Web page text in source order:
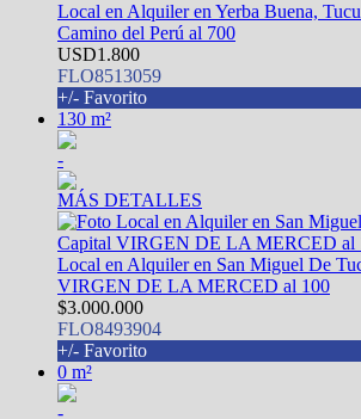
Local en Alquiler en Yerba Buena,
Camino del Perú al 700
USD1.800
FLO8513059
+/- Favorito
130 m²
-
MÁS DETALLES
Local en Alquiler en San Miguel De
VIRGEN DE LA MERCED al 100
$3.000.000
FLO8493904
+/- Favorito
0 m²
-